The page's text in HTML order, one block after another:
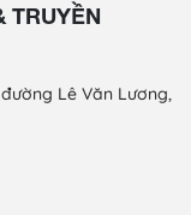
TRUYỀN
Lê Văn Lương,